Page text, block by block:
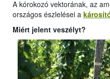
A kórokozó vektorának, az
országos észlelései a
Miért jelent veszélyt?